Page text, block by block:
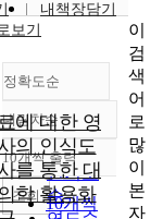
내책장담기
보기
정확도순
정확도
순
인기도
순
내림차순
내림차순
10개씩 출력
10개씩
조회
에 대한 영
의 인식도
를 통한 대
학 활용화
이
검
색
어
로
많
이
본
자